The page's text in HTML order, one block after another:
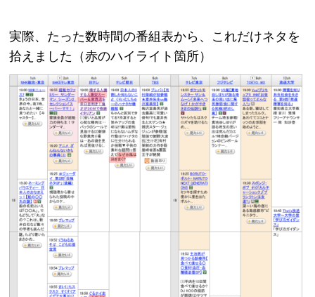
実際、たった数時間の番組表から、これだけネタを
拾えました（赤のハイライト箇所）